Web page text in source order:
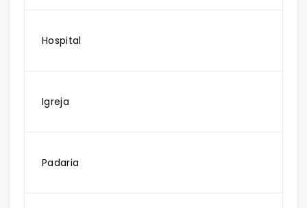
Hospital
Igreja
Padaria